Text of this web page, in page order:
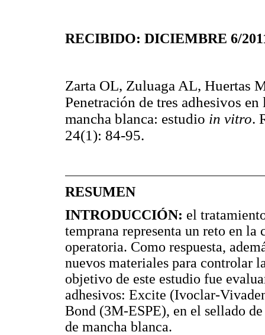
RECIBIDO: DICIEMBRE 6/
Zarta OL, Zuluaga AL, Huertas
Penetración de tres adhesivos
mancha blanca: estudio in vitro.
24(1): 84-95.
RESUMEN
INTRODUCCIÓN: el
temprana representa un reto en
operatoria. Como respuesta,
nuevos materiales para controlar
objetivo de este estudio fue
adhesivos: Excite (Ivoclar-
Bond (3M-ESPE), en el sellado
de mancha blanca.